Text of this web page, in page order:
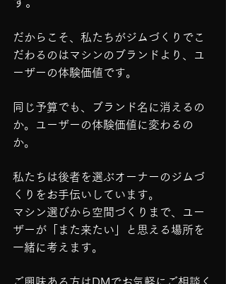
だからこそ、私たちがジムづくりでこ
だわるのはマシンのブランドより、ユ
ーザーの体験価値です。
同じ予算でも、ブランド名に消えるの
か。ユーザーの体験価値に変わるの
か。
私たちは後者を選ぶオーナーのジムづ
くりをお手伝いしています。
マシン選びから空間づくりまで、ユー
ザーが「また来たい」と思える場所を
一緒に考えます。
ご興味ある方はDMでお気軽にご相談く